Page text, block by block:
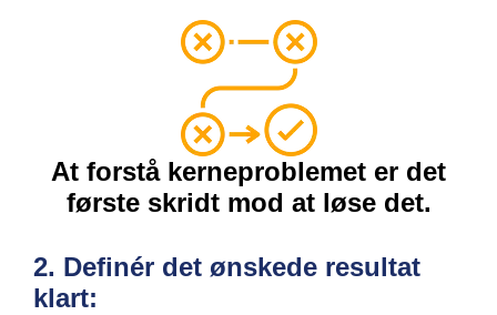
At forstå kerneproblemet er det
første skridt mod at løse det.
2. Definér det ønskede resultat
klart: